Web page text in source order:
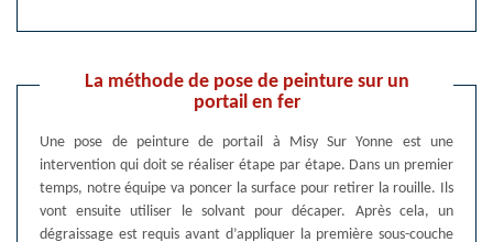
La méthode de pose de peinture sur un
portail en fer
Une pose de peinture de portail à Misy Sur Yonne est une
intervention qui doit se réaliser étape par étape. Dans un premier
temps, notre équipe va poncer la surface pour retirer la rouille. Ils
vont ensuite utiliser le solvant pour décaper. Après cela, un
dégraissage est requis avant d’appliquer la première sous-couche